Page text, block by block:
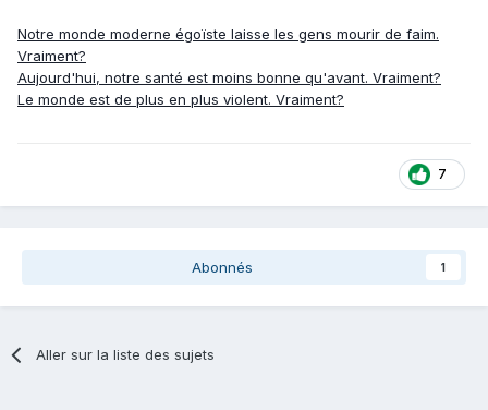
Notre monde moderne égoïste laisse les gens mourir de faim.
Vraiment?
Aujourd'hui, notre santé est moins bonne qu'avant. Vraiment?
Le monde est de plus en plus violent. Vraiment?
7
Abonnés 1
Aller sur la liste des sujets